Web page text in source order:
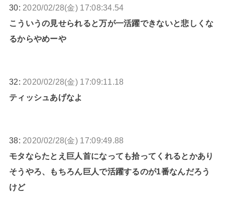
30: 2020/02/28(金) 17:08:34.54
こういうの見せられると万が一活躍できないと悲しくな
るからやめーや
32: 2020/02/28(金) 17:09:11.18
ティッシュあげなよ
38: 2020/02/28(金) 17:09:49.88
モタならたとえ巨人首になっても拾ってくれるとかあり
そうやろ、もちろん巨人で活躍するのが1番なんだろう
けど